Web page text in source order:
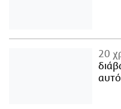
20
αυτό